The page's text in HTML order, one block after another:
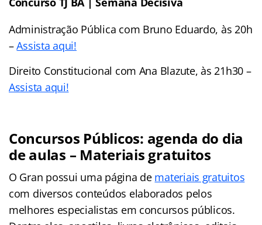
Administração Pública com Bruno Eduardo, às 20h
–Assista aqui!
Direito Constitucional com Ana Blazute, às 21h30 –
Assista aqui!
Concursos Públicos: agenda do dia
de aulas – Materiais gratuitos
O Gran possui uma página de materiais gratuitos
com diversos conteúdos elaborados pelos
melhores especialistas em concursos públicos.